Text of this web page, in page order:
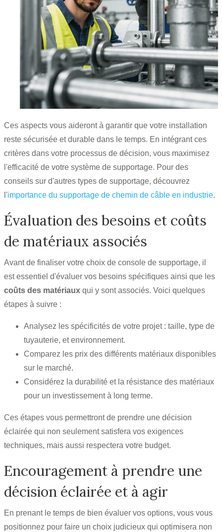
Ces aspects vous aideront à garantir que votre installation
reste sécurisée et durable dans le temps. En intégrant ces
critères dans votre processus de décision, vous maximisez
l'efficacité de votre système de supportage. Pour des
conseils sur d'autres types de supportage, découvrez
l'importance du supportage de chemin de câble en industrie.
Évaluation des besoins et coûts
de matériaux associés
Avant de finaliser votre choix de console de supportage, il
est essentiel d'évaluer vos besoins spécifiques ainsi que les
coûts des matériaux qui y sont associés. Voici quelques
étapes à suivre :
Analysez les spécificités de votre projet : taille, type de
tuyauterie, et environnement.
Comparez les prix des différents matériaux disponibles
sur le marché.
Considérez la durabilité et la résistance des matériaux
pour un investissement à long terme.
Ces étapes vous permettront de prendre une décision
éclairée qui non seulement satisfera vos exigences
techniques, mais aussi respectera votre budget.
Encouragement à prendre une
décision éclairée et à agir
En prenant le temps de bien évaluer vos options, vous vous
positionnez pour faire un choix judicieux qui optimisera non